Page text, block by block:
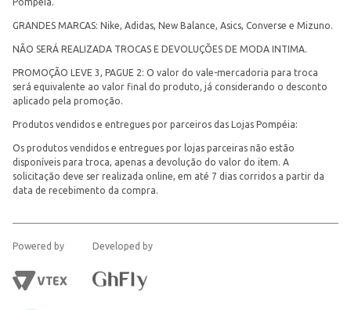
GRANDES MARCAS: Nike, Adidas, New Balance, Asics, Converse e Mizuno.
NÃO SERÁ REALIZADA TROCAS E DEVOLUÇÕES DE MODA INTIMA.
PROMOÇÃO LEVE 3, PAGUE 2: O valor do vale-mercadoria para troca
será equivalente ao valor final do produto, já considerando o desconto
aplicado pela promoção.
Produtos vendidos e entregues por parceiros das Lojas Pompéia:
Os produtos vendidos e entregues por lojas parceiras não estão
disponíveis para troca, apenas a devolução do valor do item. A
solicitação deve ser realizada online, em até 7 dias corridos a partir da
data de recebimento da compra.
Powered by Developed by